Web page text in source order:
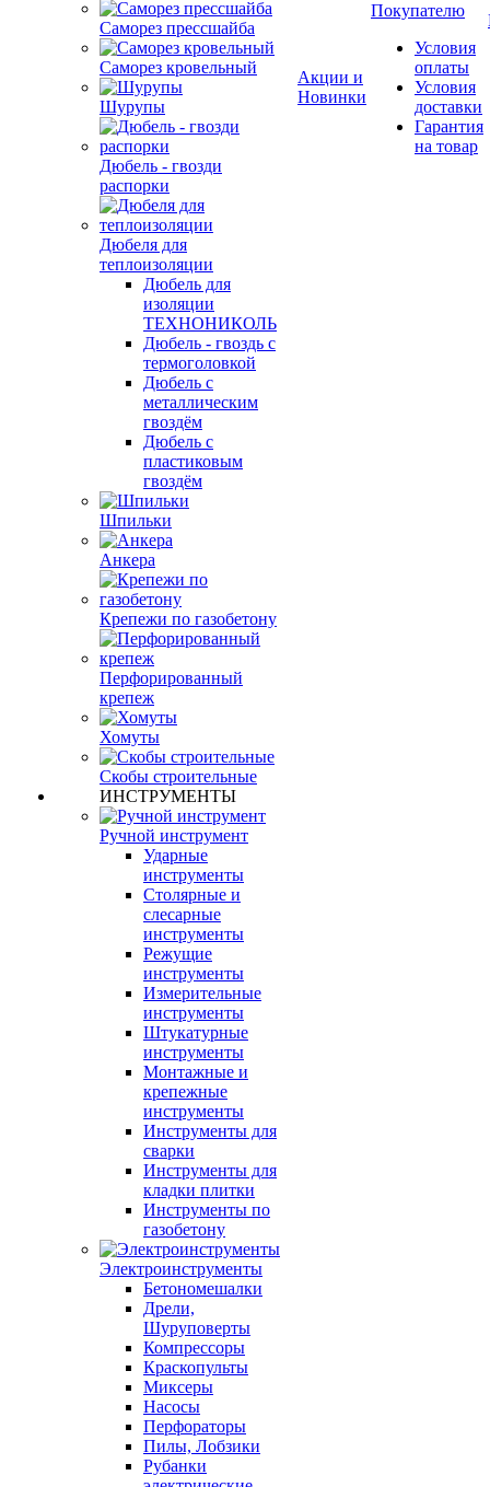
Саморез прессшайба
Саморез кровельный
Шурупы
Дюбель - гвозди
распорки
Дюбеля для
теплоизоляции
Дюбель для
изоляции
ТЕХНОНИКОЛЬ
Дюбель - гвоздь с
термоголовкой
Дюбель с
металлическим
гвоздём
Дюбель с
пластиковым
гвоздём
Шпильки
Анкера
Крепежи по газобетону
Перфорированный
крепеж
Хомуты
Скобы строительные
ИНСТРУМЕНТЫ
Ручной инструмент
Ударные
инструменты
Столярные и
слесарные
инструменты
Режущие
инструменты
Измерительные
инструменты
Штукатурные
инструменты
Монтажные и
крепежные
инструменты
Инструменты для
сварки
Инструменты для
кладки плитки
Инструменты по
газобетону
Электроинструменты
Бетономешалки
Дрели,
Шуруповерты
Компрессоры
Краскопульты
Миксеры
Насосы
Перфораторы
Пилы, Лобзики
Рубанки
Акции и
Новинки
Покупателю
Условия
оплаты
Условия
доставки
Гарантия
на товар